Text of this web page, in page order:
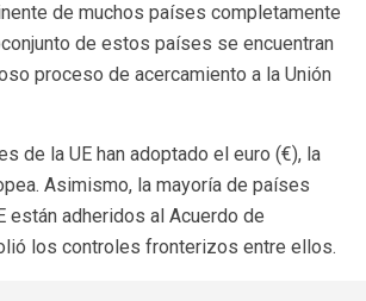
de muchos países completamente
de estos países se encuentran
proceso de acercamiento a la Unión
de la UE han adoptado el euro (€), la
Asimismo, la mayoría de países
están adheridos al Acuerdo de
los controles fronterizos entre ellos.